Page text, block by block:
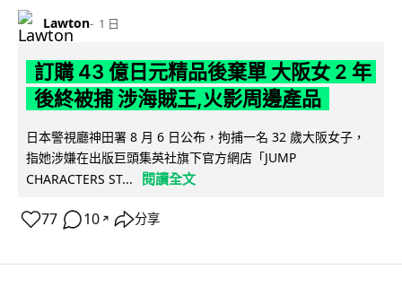
Lawton 1 日
訂購 43 億日元精品後棄單 大阪女 2 年
後終被捕 涉海賊王,火影周邊產品
日本警視廳神田署 8 月 6 日公布，拘捕一名 32 歲大阪女子，
指她涉嫌在出版巨頭集英社旗下官方網店「JUMP
CHARACTERS ST...
閱讀全文
77 10 ↗ 分享